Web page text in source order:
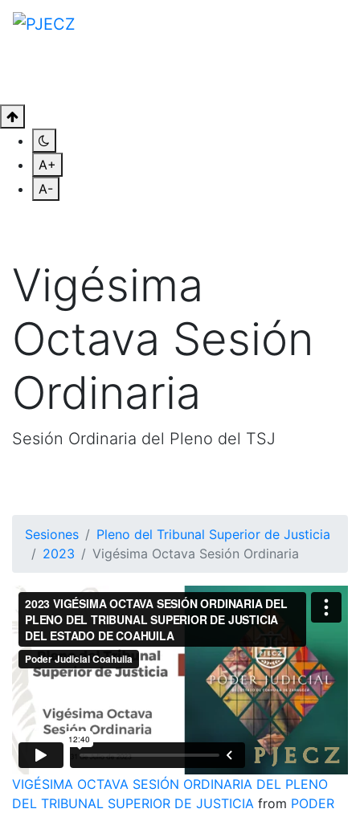
A+
A-
Vigésima
Octava Sesión
Ordinaria
Sesión Ordinaria del Pleno del TSJ
Sesiones
Pleno del Tribunal Superior de Justicia
2023
Vigésima Octava Sesión Ordinaria
VIGÉSIMA OCTAVA SESIÓN ORDINARIA DEL PLENO
DEL TRIBUNAL SUPERIOR DE JUSTICIA from PODER